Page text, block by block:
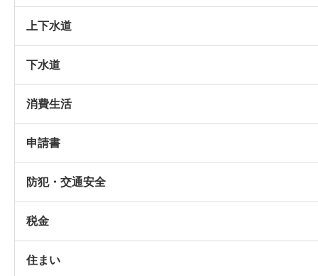
上下水道
下水道
消費生活
申請書
防犯・交通安全
税金
住まい